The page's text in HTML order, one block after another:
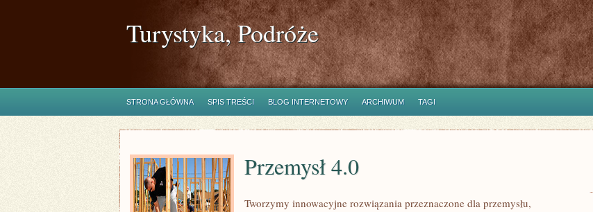
Turystyka, Podróże
STRONA GŁÓWNA SPIS TREŚCI BLOG INTERNETOWY ARCHIWUM TAGI
Przemysł 4.0
Tworzymy innowacyjne rozwiązania przeznaczone dla przemysłu,